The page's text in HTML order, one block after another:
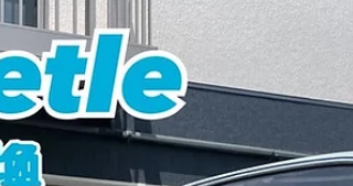
【VW Beetle】 オイル交換/ショック交換です😊
69yのビートルです✨😊✨ まずはオイル交換⭐️ メ
オオイル☄️20W50です。 鉱物油です！ また、シ
ックがへたっていたので交換です✨1台分、パー
お持ち込みです😊 実は、去年の作業になります
💦...